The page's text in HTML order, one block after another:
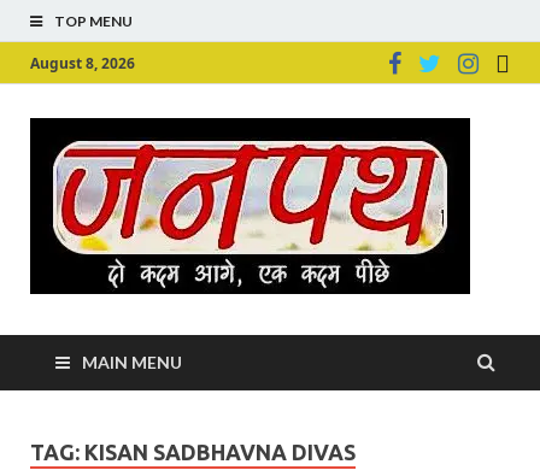
TOP MENU
August 8, 2026
MAIN MENU
TAG: KISAN SADBHAVNA DIVAS